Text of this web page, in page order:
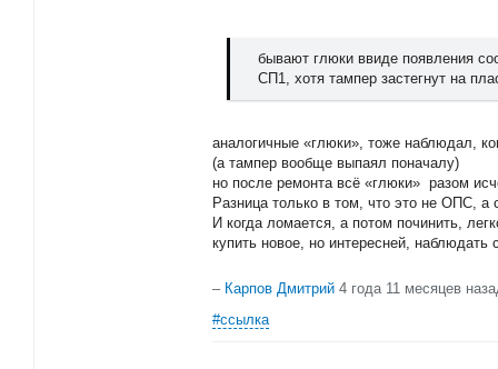
бывают глюки ввиде появления
СП1, хотя тампер застегнут на
аналогичные «глюки», тоже наблюдал,
(а тампер вообще выпаял поначалу)
но после ремонта всё «глюки» разом
Разница только в том, что это не ОПС, а
И когда ломается, а потом починить,
купить новое, но интересней,
– Карпов Дмитрий 4 года 11 месяцев
#ссылка